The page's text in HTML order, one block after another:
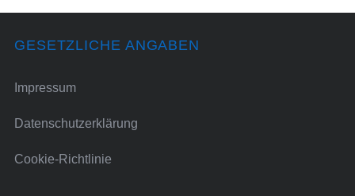
GESETZLICHE ANGABEN
Impressum
Datenschutzerklärung
Cookie-Richtlinie